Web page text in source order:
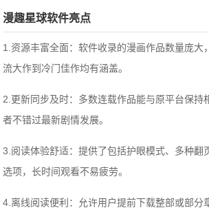
漫趣星球软件亮点
1.资源丰富全面：软件收录的漫画作品数量庞大
流大作到冷门佳作均有涵盖。
2.更新同步及时：多数连载作品能与原平台保持
者不错过最新剧情发展。
3.阅读体验舒适：提供了包括护眼模式、多种翻
选项，长时间观看不易疲劳。
4.离线阅读便利：允许用户提前下载整部或部分